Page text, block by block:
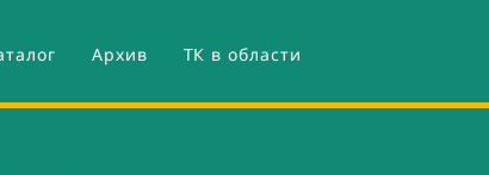
Архив ТК в области